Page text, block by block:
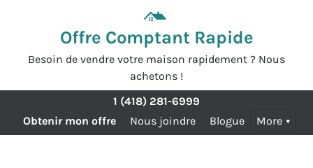
Offre Comptant Rapide
Besoin de vendre votre maison rapidement ? Nous
achetons !
1 (418) 281-6999
Obtenir mon offre
Nous joindre Blogue More